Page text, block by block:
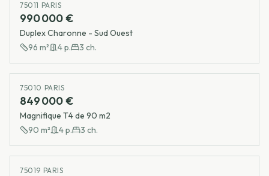
75011 PARIS
990 000 €
Duplex Charonne - Sud Ouest
96 m² 4p. 3 ch.
75010 PARIS
849 000 €
Magnifique T4 de 90 m2
90 m² 4p. 3 ch.
75019 PARIS